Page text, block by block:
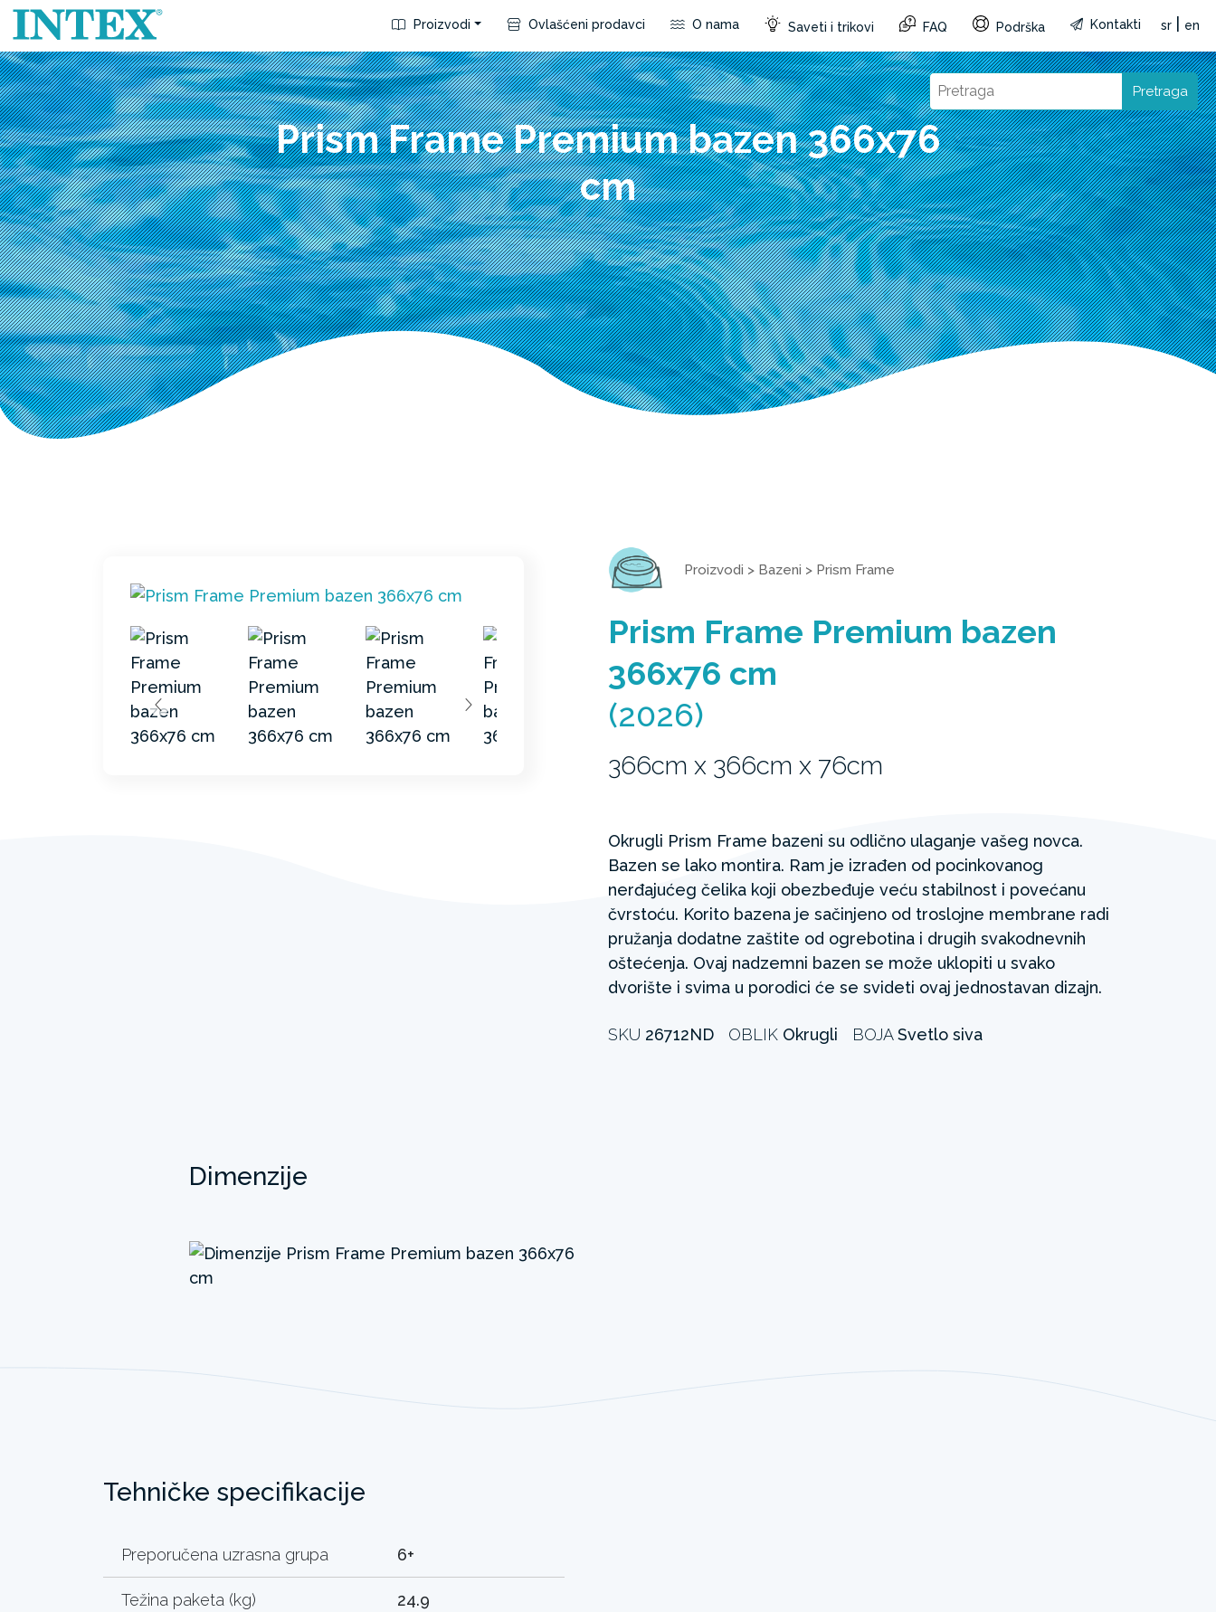
Proizvodi Ovlašćeni prodavci O nama Saveti i trikovi FAQ Podrška Kontakti sr en
Pretraga
Prism Frame Premium bazen 366x76
cm
Proizvodi > Bazeni > Prism Frame
Prism Frame Premium bazen
366x76 cm
(2026)
366cm x 366cm x 76cm
Okrugli Prism Frame bazeni su odlično ulaganje vašeg novca.
Bazen se lako montira. Ram je izrađen od pocinkovanog
nerđajućeg čelika koji obezbeđuje veću stabilnost i povećanu
čvrstoću. Korito bazena je sačinjeno od troslojne membrane radi
pružanja dodatne zaštite od ogrebotina i drugih svakodnevnih
oštećenja. Ovaj nadzemni bazen se može uklopiti u svako
dvorište i svima u porodici će se svideti ovaj jednostavan dizajn.
SKU 26712ND OBLIK Okrugli BOJASvetlo siva
Dimenzije
Tehničke specifikacije
Preporučena uzrasna grupa 6+
Težina paketa (kg) 24.9